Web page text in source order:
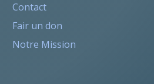
Contact
Fair un don
Notre Mission